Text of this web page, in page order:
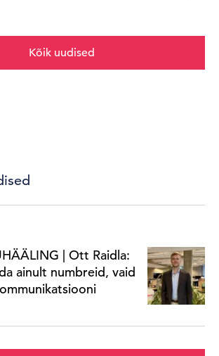
Kõik uudised
| Ott Raidla:
ainult numbreid, vaid